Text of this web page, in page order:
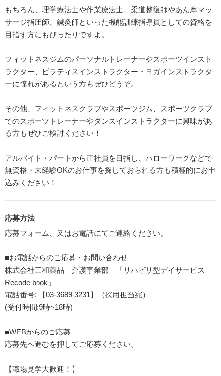
もちろん、理学療法士や作業療法士、柔道整復師やあん摩マッ
サージ指圧師、鍼灸師といった機能訓練指導員としての資格を
目指す方にもぴったりですよ。
フィットネスジムのパーソナルトレーナーやスポーツインスト
ラクター、ピラティスインストラクター・ヨガインストラクタ
ーに憧れがあるという方もぜひどうぞ。
その他、フィットネスクラブやスポーツジム、スポーツクラブ
でのスポーツトレーナーやダンスインストラクターに興味があ
る方もぜひご検討ください！
アルバイト・パートから正社員を目指し、ハローワークなどで
無資格・未経験OKのお仕事を探しておられる方も積極的にお申
込みください！
応募方法
応募フォーム、又はお電話にてご連絡ください。
■お電話からのご応募・お問い合わせ
株式会社三和薬品 介護事業部 「リハビリ型デイサービス
Recode book」
電話番号: 【03-3689-3231】（採用担当宛）
(受付時間:9時~18時)
■WEBからのご応募
応募先へ進むを押してご応募ください。
【職場見学大歓迎！】